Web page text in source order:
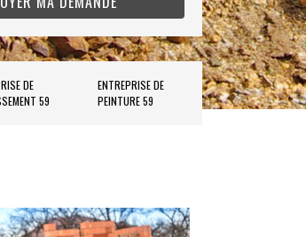
DE
59
ENTREPRISE DE
PEINTURE 59